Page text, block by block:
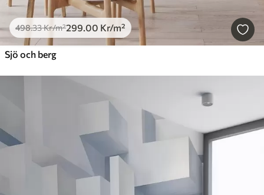
498.33Kr/m²299.00 Kr/m²
Sjö och berg